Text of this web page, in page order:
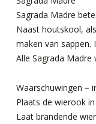
Sagrada Madre
Naast houtskool,
maken van sappen.
Alle Sagrada
Waarschuwingen –
Plaats de wierook
Laat brandende